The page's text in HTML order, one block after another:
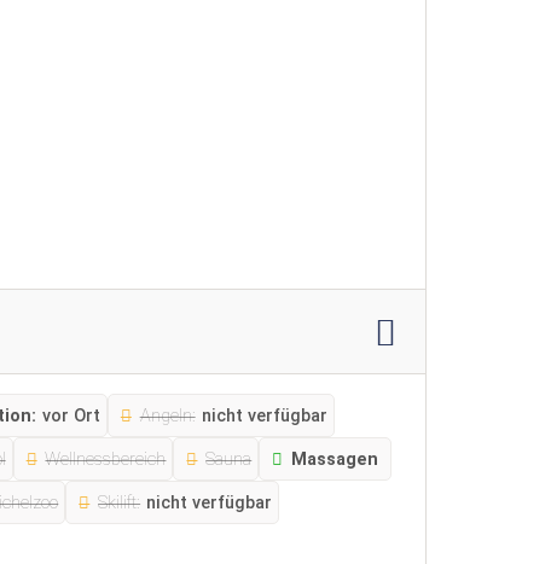
vor Ort Angeln: nicht verfügbar
Wellnessbereich Sauna Massagen
Skilift: nicht verfügbar